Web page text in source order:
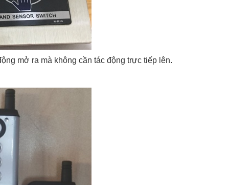
mở ra mà không cần tác động trực tiếp lên.